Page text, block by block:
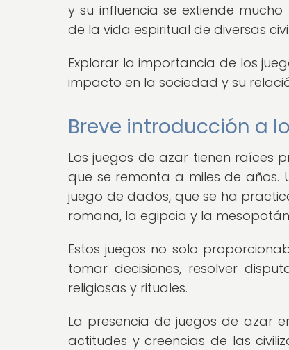
y su influencia se extiende
de la vida espiritual de diversas
Explorar la importancia de los
impacto en la sociedad y su
Breve introducción a
Los juegos de azar tienen raíces
que se remonta a miles de años.
juego de dados, que se ha
romana, la egipcia y la
Estos juegos no solo
tomar decisiones, resolver
religiosas y rituales.
La presencia de juegos de azar
actitudes y creencias de las